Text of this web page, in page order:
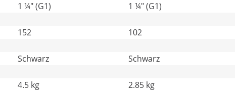
1 ¼" (G1)
1 ¼" (G1)
152
102
Schwarz
Schwarz
4.5 kg
2.85 kg